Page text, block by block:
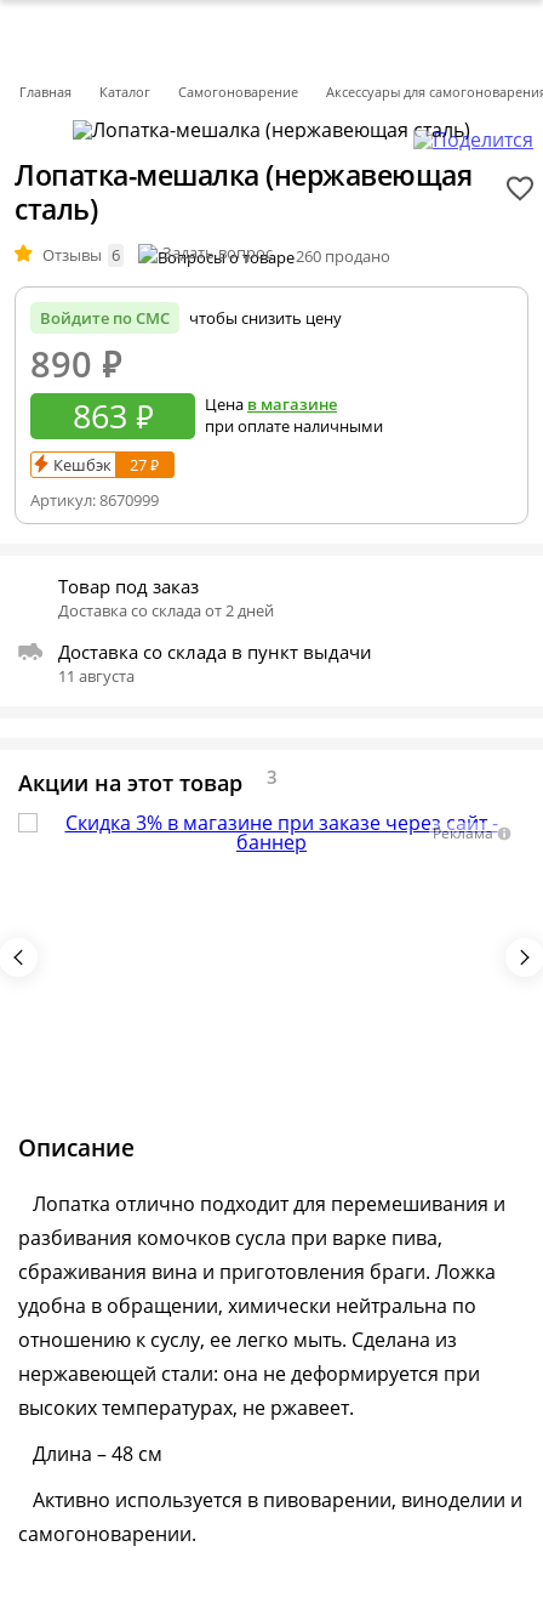
Главная Каталог Самогоноварение Аксессуары для
Лопатка-мешалка (нержавеющая
сталь)
Отзывы 6 Задать вопрос 260 продано
Войдите по СМС чтобы снизить цену
890 ₽
863 ₽ Цена в магазине
при оплате наличными
Кешбэк
27 ₽
Артикул:8670999
Товар под заказ
Доставка со склада от 2 дней
Доставка со склада в пункт выдачи
11 августа
Акции на этот товар 3
Реклама
Описание
Лопатка отлично подходит для перемешивания и
разбивания комочков сусла при варке пива,
сбраживания вина и приготовления браги. Ложка
удобна в обращении, химически нейтральна по
отношению к суслу, ее легко мыть. Сделана из
нержавеющей стали: она не деформируется при
высоких температурах, не ржавеет.
Длина – 48 см
Активно используется в пивоварении, виноделии и
самогоноварении.